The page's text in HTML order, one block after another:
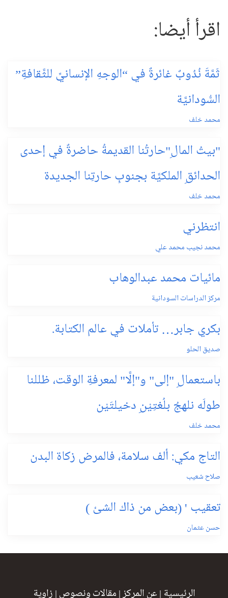
اقرأ أيضا:
ثَمَّةَ نُدُوبٌ غائرةٌ في “الوجهِ الإنسانيِّ للثَّقافةِ”
السُّودانيَّة
محمد خلف
"بيتُ المالِ"حارتُنا القديمةُ حاضرةٌ في إحدى
الحدائقِ الملكيَّة بجنوبِ حارتِنا الجديدة
محمد خلف
انتظرني
محمد نجيب محمد علي
مائيات محمد عبدالوهاب
مركز الدراسات السودانية
بكري جابر… تأملات في عالم الكتابة.
صديق الحلو
باستعمالِ "إلى" و"إلَّا" لمعرفةِ الوقت، ظللنا
طولَه نلهجُ بلُغتِيْنِ دخيلتَيْن
محمد خلف
التاج مكي: ألف سلامة، فالمرض زكاة البدن
صلاح شعيب
تعقيب ' (بعض من ذاك الشئ )
حسن عثمان
الرئيسية | عن المركز| مقالات ونصوص | زاوية